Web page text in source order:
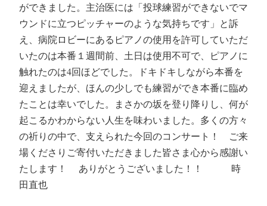
ができました。主治医には「投球練習ができないでマ
ウンドに立つピッチャーのような気持ちです」と訴
え、病院ロビーにあるピアノの使用を許可していただ
いたのは本番１週間前、土日は使用不可で、ピアノに
触れたのは4回ほどでした。ドキドキしながら本番を
迎えましたが、ほんの少しでも練習ができ本番に臨め
たことは幸いでした。まさかの坂を登り降りし、何が
起こるかわからない人生を味わいました。多くの方々
の祈りの中で、支えられた今回のコンサート！ ご来
場くださりご寄付いただきました皆さま心から感謝い
たします！ ありがとうございました！！ 時
田直也